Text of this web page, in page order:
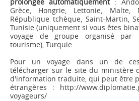
Grèce, Hongrie, Lettonie, Malte,
République tchèque, Saint-Martin,
Tunisie (uniquement si vous êtes
voyage de groupe organisé par
tourisme), Turquie.
Pour un voyage dans un de
télécharger sur le site du ministère
d'information traduite , qui peut être
étrangères : http://
voyageurs/